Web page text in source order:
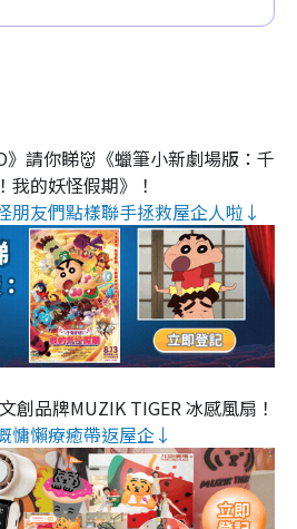
》請你睇👹《蠟筆小新劇場版：千
我的妖怪假期》！
朋友們點樣聯手拯救屋企人啦↓
創品牌MUZIK TIGER 冰感風扇！
慵懶療癒帶返屋企↓